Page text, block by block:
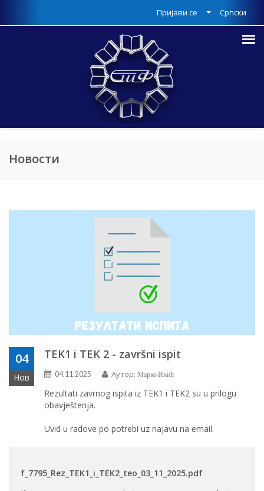
Српски
Пријави се
Новости
04
Нов
TEK1 i TEK 2 - završni ispit
04.11.2025 Аутор: Марко Икић
Rezultati zavrnog ispita iz TEK1 i TEK2 su u prilogu
obavještenja.
Uvid u radove po potrebi uz najavu na email.
f_7795_Rez_TEK1_i_TEK2_teo_03_11_2025.pdf